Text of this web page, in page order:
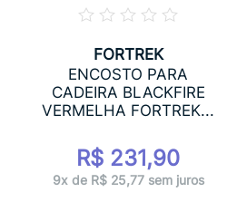
FORTREK
ENCOSTO PARA
CADEIRA BLACKFIRE
VERMELHA FORTREK...
R$ 231,90
9x de R$ 25,77 sem juros